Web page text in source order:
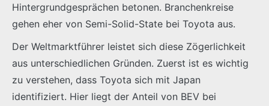
Hintergrundgesprächen betonen. Branchenkreise
gehen eher von Semi-Solid-State bei Toyota aus.
Der Weltmarktführer leistet sich diese Zögerlichkeit
aus unterschiedlichen Gründen. Zuerst ist es wichtig
zu verstehen, dass Toyota sich mit Japan
identifiziert. Hier liegt der Anteil von BEV bei